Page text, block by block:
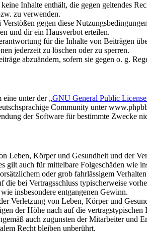
Inhalte enthält, die gegen geltendes
zu verwenden.
gegen diese
und dir ein Hausverbot erteilen.
für die Inhalte von Beiträgen
jederzeit zu löschen oder zu sperren.
abzuändern, sofern sie gegen o. g.
unter der „GNU General Public
Community unter
der Software für bestimmte Zwecke
Leben, Körper und Gesundheit und der
gilt auch für mittelbare Folgeschäden wie
oder grob fahrlässigem
bei Vertragsschluss typischerweise
insbesondere entgangenen Gewinn.
Verletzung von Leben, Körper und
der Höhe nach auf die
auch zugunsten der Mitarbeiter und
Recht bleiben unberührt.